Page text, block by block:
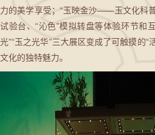
力的美学享受；“玉映金沙——玉文化科
试验台、“沁色”模拟转盘等体验环节和
光”“玉之光华”三大展区变成了可触摸的“
文化的独特魅力。